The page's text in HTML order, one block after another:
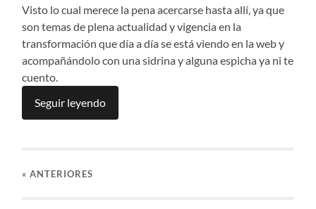
Visto lo cual merece la pena acercarse hasta allí, ya que
son temas de plena actualidad y vigencia en la
transformación que día a día se está viendo en la web y
acompañándolo con una sidrina y alguna espicha ya ni te
cuento.
Seguir leyendo
«ANTERIORES